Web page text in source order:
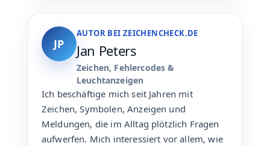
JP
AUTOR BEI ZEICHENCHECK.DE
Jan Peters
Zeichen, Fehlercodes &
Leuchtanzeigen
Ich beschäftige mich seit Jahren mit
Zeichen, Symbolen, Anzeigen und
Meldungen, die im Alltag plötzlich Fragen
aufwerfen. Mich interessiert vor allem, wie